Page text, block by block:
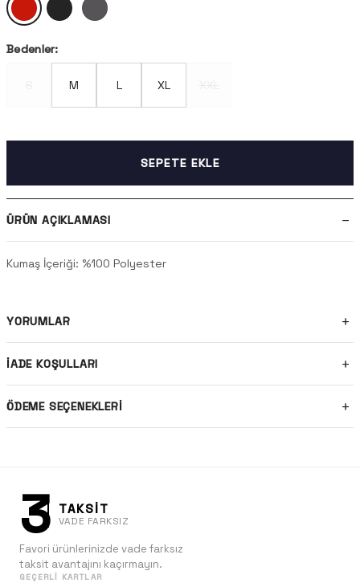
Bedenler:
M L XL
SEPETE EKLE
ÜRÜN AÇIKLAMASI
Kumaş İçeriği: %100 Polyester
YORUMLAR
İADE KOŞULLARI
ÖDEME SEÇENEKLERI
3 TAKSİT
VADE FARKSIZ
Favori ürünlerinizde vade farksız
taksit avantajını kaçırmayın.
GEÇERLI KARTLAR